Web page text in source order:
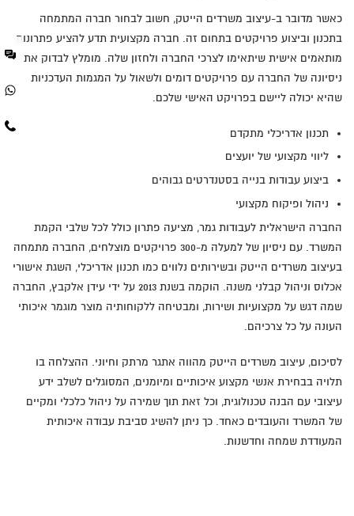
כאשר מדובר ב-עיצוב משרדים הייטק, חשוב לבחור חברה המתמחה
בתכנון וביצוע פרויקטים בתחום זה. חברה מקצועית תדע להציע פתרונות
מותאמים אישית שיתאימו לצרכי החברה ולחזון שלה. מומלץ לבדוק את
ניסיונה של החברה עם פרויקטים דומים ולשאול על המגמות העדכניות
שהיא יכולה ליישם בפרויקט האישי שלכם.
תכנון אדריכלי מתקדם
ליווי מקצועי של יועצים
ביצוע עבודות בנייה בסטנדרטים גבוהים
ניהול ופיקוח מקצועי
החברה הישראלית לעבודות גמר, מציעה פתרון כולל לכל שלבי הקמת
המשרד. עם ניסיון של למעלה מ-300 פרויקטים מוצלחים, החברה מתמחה
בעיצוב משרדים הייטק ובשירותים נלווים כמו תכנון אדריכלי, השגת אישורי
אכלוס וניהול קבלני משנה. הוקמה בשנת 2013 על ידי עידן אלקבץ, החברה
שמה דגש על מקצועיות ושירות, ומבטיחה ללקוחותיה מוצר מוגמר איכותי
העונה על כל צרכיהם.
לסיכום, עיצוב משרדים הייטק מהווה אתגר מרתק וחיוני. ההצלחה בו
תלויה בבחירת אנשי מקצוע איכותיים ומיומנים, המסוגלים לשלב ידע
עיצובי עם הבנה טכנולוגית, וכל זאת תוך שמירה על ניהול כלכלי ומקיים
של המשרד והעובדים כאחד. כך ניתן להשיג סביבת עבודה איכותית
המעודדת שמחה וחדשנות.